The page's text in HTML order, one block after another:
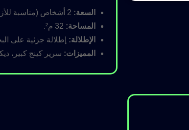
السعة:
المساحة:
الإطلالة: إطلالة جزئية على
المميزات: سرير كينج كبير،